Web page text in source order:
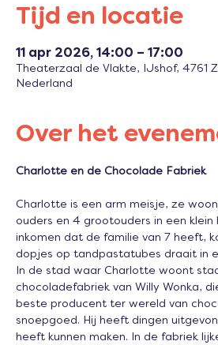
Tijd en locatie
11 apr 2026, 14:00 – 17:00
Theaterzaal de Vlakte, IJshof, 4761
Nederland
Over het
Charlotte en de Chocolade Fabriek
Charlotte is een arm meisje, ze
ouders en 4 grootouders in een klein
inkomen dat de familie van 7 heeft,
dopjes op tandpastatubes draait in
In de stad waar Charlotte woont
chocoladefabriek van Willy Wonka,
beste producent ter wereld van
snoepgoed. Hij heeft dingen
heeft kunnen maken. In de fabriek